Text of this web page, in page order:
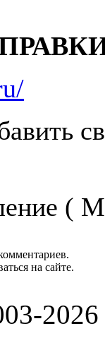
(
на сайте.
2026